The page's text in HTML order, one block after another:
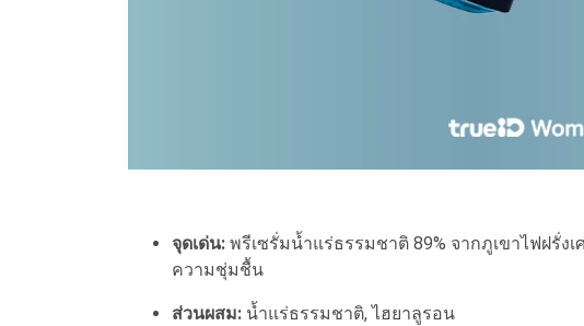
จุดเด่น: พรีเซรั่มน้ำแร่ธรรมชาติ 89% จากภูเขาไฟฝรั่ง
ความชุ่มชื้น
ส่วนผสม: น้ำแร่ธรรมชาติ, ไฮยาลูรอน